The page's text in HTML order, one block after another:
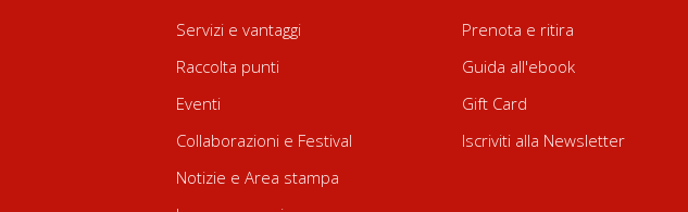
Servizi e vantaggi
Raccolta punti
Eventi
Collaborazioni e Festival
Notizie e Area stampa
Prenota e ritira
Guida all'ebook
Gift Card
Iscriviti alla Newsletter